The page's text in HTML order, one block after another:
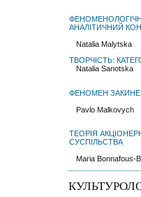
АНАЛІТИЧНИЙ
Natalia Malytska
ТВОРЧІСТЬ:
Natalia Sanotska
ФЕНОМЕН
Pavlo Malkovych
ТЕОРІЯ
СУСПІЛЬСТВА
Maria Bonnafous-